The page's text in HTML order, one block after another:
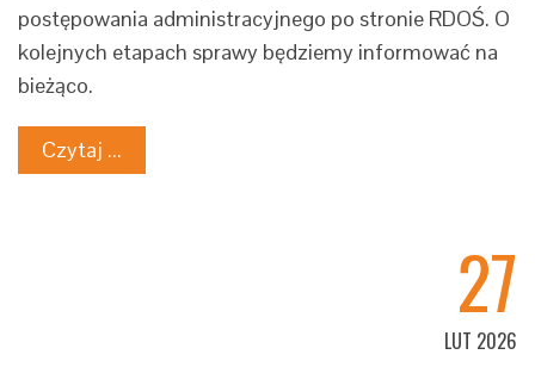
postępowania administracyjnego po stronie RDOŚ. O
kolejnych etapach sprawy będziemy informować na
bieżąco.
Czytaj ...
27
LUT 2026